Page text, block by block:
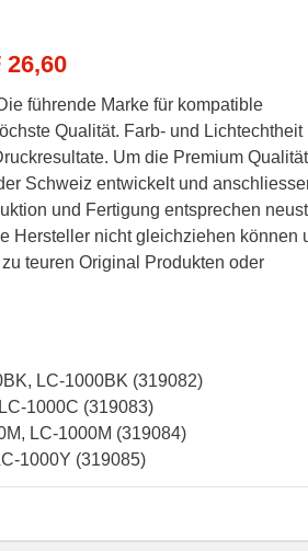
führende Marke für kompatible
Qualität. Farb- und Lichtechtheit
Um die Premium Qualität
Schweiz entwickelt und
und Fertigung entsprechen
Hersteller nicht gleichziehen können
teuren Original Produkten oder
LC-1000BK (319082)
1000C (319083)
LC-1000M (319084)
1000Y (319085)